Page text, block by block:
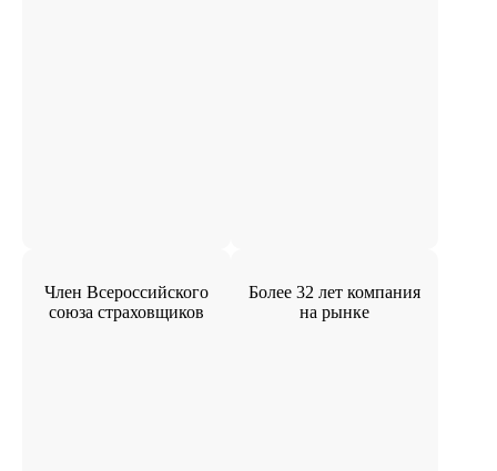
Член Всероссийского
союза страховщиков
Более 32 лет компания
на рынке